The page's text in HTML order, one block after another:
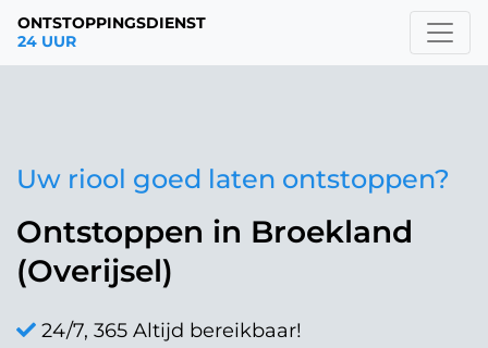
ONTSTOPPINGSDIENST
24 UUR
Uw riool goed laten ontstoppen?
Ontstoppen in Broekland
(Overijsel)
24/7, 365 Altijd bereikbaar!